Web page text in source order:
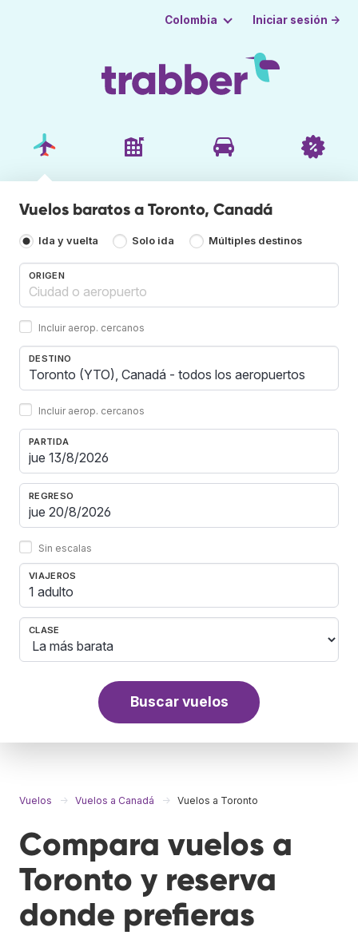
Colombia Iniciar sesión →
Vuelos baratos a Toronto, Canadá
Ida y vuelta Solo ida Múltiples destinos
ORIGEN
Incluir aerop. cercanos
DESTINO
Incluir aerop. cercanos
PARTIDA
REGRESO
Sin escalas
VIAJEROS
1 adulto
CLASE
Buscar vuelos
Vuelos Vuelos a Canadá Vuelos a Toronto
Compara vuelos a
Toronto y reserva
donde prefieras